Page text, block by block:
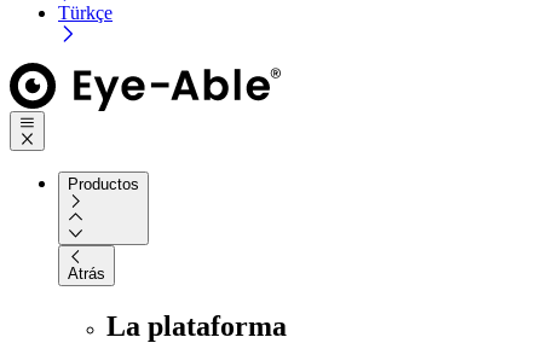
Türkçe
Productos
Atrás
La plataforma